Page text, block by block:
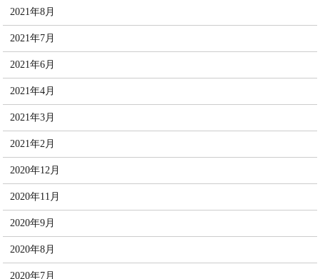
2021年8月
2021年7月
2021年6月
2021年4月
2021年3月
2021年2月
2020年12月
2020年11月
2020年9月
2020年8月
2020年7月